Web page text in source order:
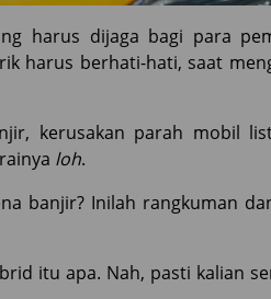
harus dijaga bagi para
harus berhati-hati, saat
kerusakan parah mobil
loh.
banjir? Inilah rangkuman
itu apa. Nah, pasti kalian